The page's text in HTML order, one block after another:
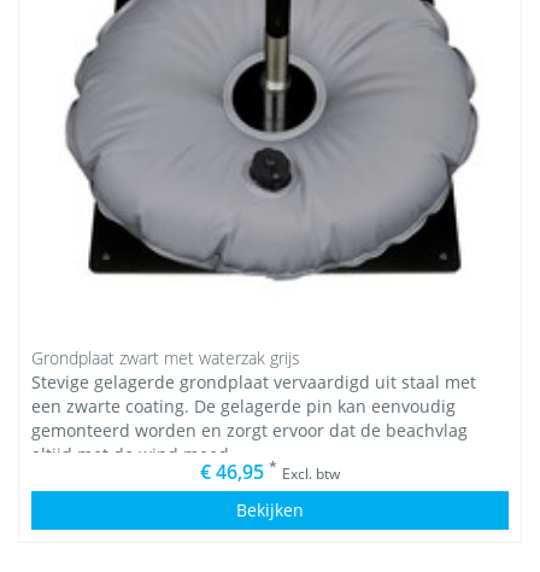
Grondplaat zwart met waterzak grijs
Stevige gelagerde grondplaat vervaardigd uit staal met
een zwarte coating. De gelagerde pin kan eenvoudig
gemonteerd worden en zorgt ervoor dat de beachvlag
altijd met de wind meed
€ 46,95 * Excl. btw
Bekijken